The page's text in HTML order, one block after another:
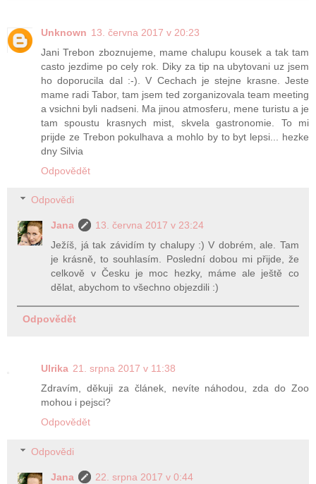
Unknown 13. června 2017 v 20:23
Jani Trebon zboznujeme, mame chalupu kousek a tak tam
casto jezdime po cely rok. Diky za tip na ubytovani uz jsem
ho doporucila dal :-). V Cechach je stejne krasne. Jeste
mame radi Tabor, tam jsem ted zorganizovala team meeting
a vsichni byli nadseni. Ma jinou atmosferu, mene turistu a je
tam spoustu krasnych mist, skvela gastronomie. To mi
prijde ze Trebon pokulhava a mohlo by to byt lepsi... hezke
dny Silvia
Odpovědět
Odpovědi
Jana
13. června 2017 v 23:24
Ježíš, já tak závidím ty chalupy :) V dobrém, ale. Tam
je krásně, to souhlasím. Poslední dobou mi přijde, že
celkově v Česku je moc hezky, máme ale ještě co
dělat, abychom to všechno objezdili :)
Odpovědět
Ulrika 21. srpna 2017 v 11:38
Zdravím, děkuji za článek, nevíte náhodou, zda do Zoo
mohou i pejsci?
Odpovědět
Odpovědi
Jana
22. srpna 2017 v 0:44